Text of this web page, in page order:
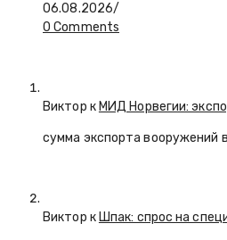
06.08.2026/
0 Comments
Виктор кМИД Норвегии:
сумма экспорта вооружений
Виктор кШпак: спрос на